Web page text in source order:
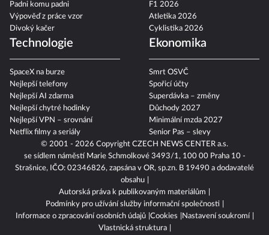
Padni komu padni
Výpověď z práce vzor
Divoký kačer
F1 2026
Atletika 2026
Cyklistika 2026
Technologie
SpaceX na burze
Nejlepší telefony
Nejlepší AI zdarma
Nejlepší chytré hodinky
Nejlepší VPN – srovnání
Netflix filmy a seriály
Ekonomika
Smrt OSVČ
Spořicí účty
Superdávka – změny
Důchody 2027
Minimální mzda 2027
Senior Pas – slevy
© 2001 - 2026 Copyright CZECH NEWS CENTER a.s.
se sídlem náměstí Marie Schmolkové 3493/1, 100 00 Praha 10 -
Strašnice, IČO: 02346826, zapsána v OR, sp.zn. B 19490 a dodavatelé
obsahu
Autorská práva k publikovaným materiálům
Podmínky pro užívání služby informační společnosti
Informace o zpracování osobních údajů Cookies
Nastavení soukromí
Vlastnická struktura